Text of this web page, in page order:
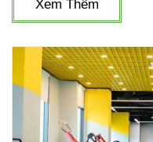
LedSaigon tìm hiểu sâu
Xem Thêm